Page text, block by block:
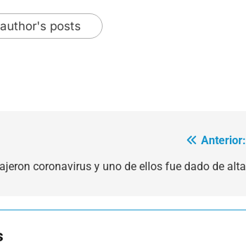
posts
Anterior:
coronavirus y uno de ellos fue dado de alta